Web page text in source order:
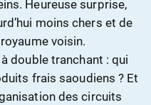
Heureuse surprise,
moins chers et de
voisin.
double tranchant : qui
frais saoudiens ? Et
des circuits